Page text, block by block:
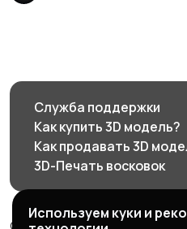
Служба поддержки
Как купить 3D модель?
Как продавать 3D
3D-Печать восковок
Используем куки и